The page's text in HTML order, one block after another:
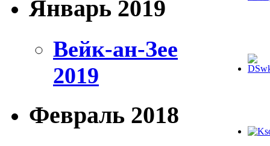
Январь 2019
Вейк-ан-Зее
2019
Февраль 2018